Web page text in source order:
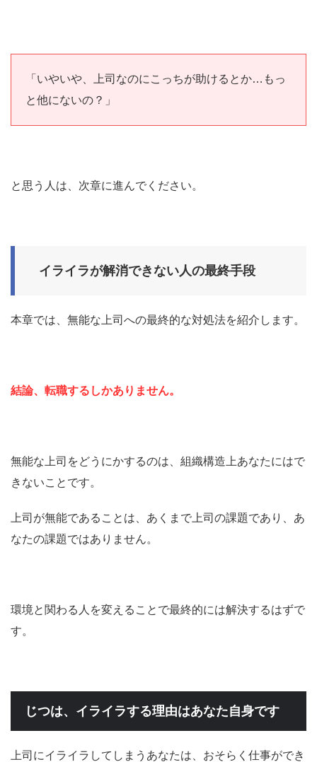
「いやいや、上司なのにこっちが助けるとか…もっ
と他にないの？」
と思う人は、次章に進んでください。
イライラが解消できない人の最終手段
本章では、無能な上司への最終的な対処法を紹介します。
結論、転職するしかありません。
無能な上司をどうにかするのは、組織構造上あなたにはで
きないことです。
上司が無能であることは、あくまで上司の課題であり、あ
なたの課題ではありません。
環境と関わる人を変えることで最終的には解決するはずで
す。
じつは、イライラする理由はあなた自身です
上司にイライラしてしまうあなたは、おそらく仕事ができ